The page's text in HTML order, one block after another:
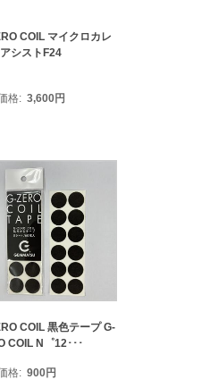
COIL マイクロカレ
シストF24
格 3,600円
COIL 黒色テープ G-
COIL N゜12･･･
格 900円